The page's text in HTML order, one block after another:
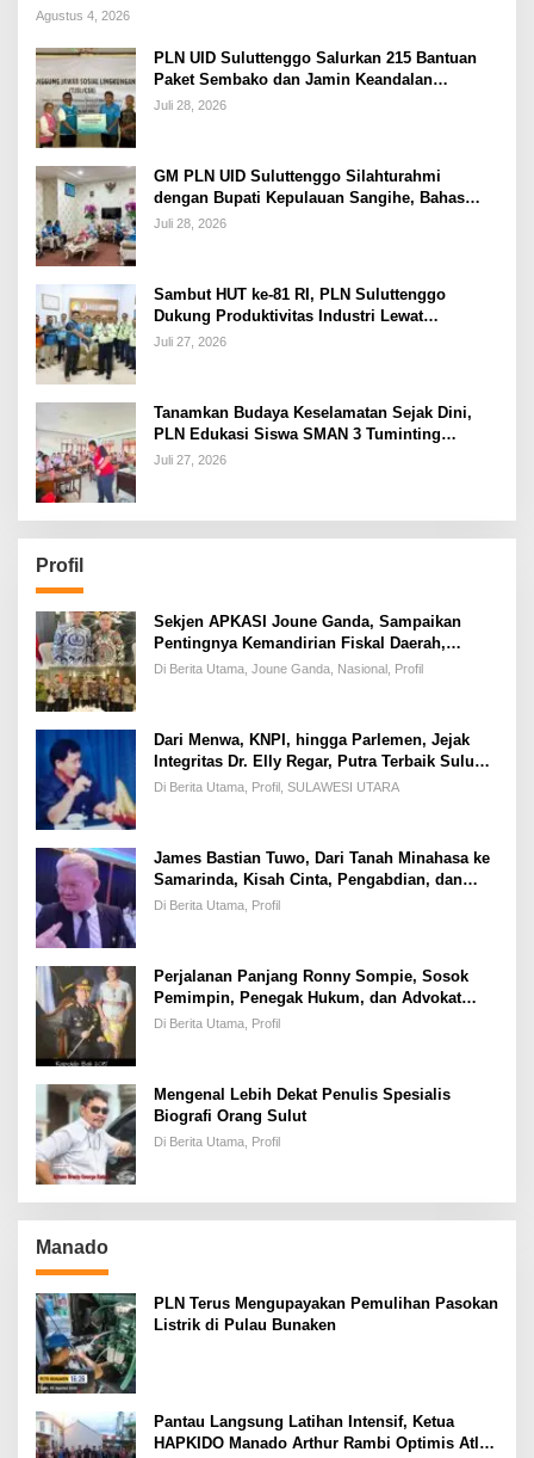
Perintah Undang-Undang
Agustus 4, 2026
PLN UID Suluttenggo Salurkan 215 Bantuan
Paket Sembako dan Jamin Keandalan
Kelistrikan Pasca Bencana di Tamako
Juli 28, 2026
GM PLN UID Suluttenggo Silahturahmi
dengan Bupati Kepulauan Sangihe, Bahas
Keandalan Sistem Kelistrikan hingga
Juli 28, 2026
Sambut HUT ke-81 RI, PLN Suluttenggo
Dukung Produktivitas Industri Lewat
Penambahan Daya PT J Resources Bolaang
Juli 27, 2026
Tanamkan Budaya Keselamatan Sejak Dini,
PLN Edukasi Siswa SMAN 3 Tuminting
Manado Soal Bahaya Listrik
Juli 27, 2026
Profil
Sekjen APKASI Joune Ganda, Sampaikan
Pentingnya Kemandirian Fiskal Daerah,
Dihadapan Pimpinan DPR-RI
Di Berita Utama, Joune Ganda, Nasional, Profil
Dari Menwa, KNPI, hingga Parlemen, Jejak
Integritas Dr. Elly Regar, Putra Terbaik Suluun
yang Disegani Lintas Generasi
Di Berita Utama, Profil, SULAWESI UTARA
James Bastian Tuwo, Dari Tanah Minahasa ke
Samarinda, Kisah Cinta, Pengabdian, dan
Kesuksesan
Di Berita Utama, Profil
Perjalanan Panjang Ronny Sompie, Sosok
Pemimpin, Penegak Hukum, dan Advokat
Keadilan
Di Berita Utama, Profil
Mengenal Lebih Dekat Penulis Spesialis
Biografi Orang Sulut
Di Berita Utama, Profil
Manado
PLN Terus Mengupayakan Pemulihan Pasokan
Listrik di Pulau Bunaken
Pantau Langsung Latihan Intensif, Ketua
HAPKIDO Manado Arthur Rambi Optimis Atlet